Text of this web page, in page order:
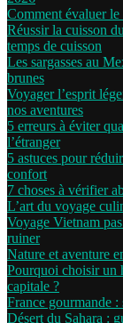
Comment évaluer
Réussir la cuisson
temps de cuisson
Les sargasses au
brunes
Voyager l’esprit
nos aventures
5 erreurs à éviter
l’étranger
5 astuces pour
confort
7 choses à vérifier
L’art du voyage
Voyage Vietnam
ruiner
Nature et aventure
Pourquoi choisir un
capitale ?
France gourmande :
Désert du Sahara :